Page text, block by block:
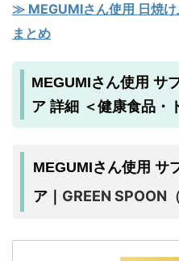
≫ MEGUMIさん使用 日焼
まとめ
MEGUMIさん使用 サ
ア 詳細 ＜健康食品・
MEGUMIさん使用 サ
ア｜ GREEN SPOON